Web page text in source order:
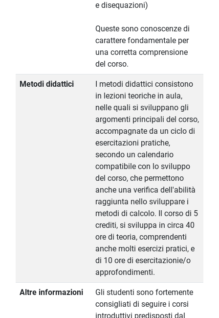
e disequazioni)
Queste sono conoscenze di
carattere fondamentale per
una corretta comprensione
del corso.
Metodi didattici
I metodi didattici consistono
in lezioni teoriche in aula,
nelle quali si sviluppano gli
argomenti principali del corso,
accompagnate da un ciclo di
esercitazioni pratiche,
secondo un calendario
compatibile con lo sviluppo
del corso, che permettono
anche una verifica dell'abilità
raggiunta nello sviluppare i
metodi di calcolo. Il corso di 5
crediti, si sviluppa in circa 40
ore di teoria, comprendenti
anche molti esercizi pratici, e
di 10 ore di esercitazionie/o
approfondimenti.
Altre informazioni
Gli studenti sono fortemente
consigliati di seguire i corsi
introduttivi predisposti dal